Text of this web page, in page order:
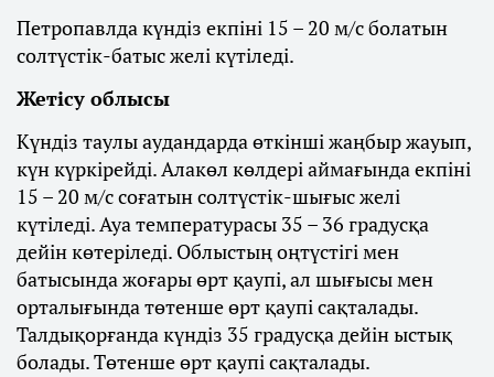
Петропавлда күндіз екпіні 15 – 20 м/с болатын
солтүстік-батыс желі күтіледі.
Жетісу облысы
Күндіз таулы аудандарда өткінші жаңбыр жауып,
күн күркірейді. Алакөл көлдері аймағында екпіні
15 – 20 м/с соғатын солтүстік-шығыс желі
күтіледі. Ауа температурасы 35 – 36 градусқа
дейін көтеріледі. Облыстың оңтүстігі мен
батысында жоғары өрт қаупі, ал шығысы мен
орталығында төтенше өрт қаупі сақталады.
Талдықорғанда күндіз 35 градусқа дейін ыстық
болады. Төтенше өрт қаупі сақталады.